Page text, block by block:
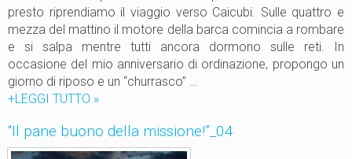
d
e
l
a
m
s
s
presto riprendiamo il viaggio verso Caicubi. Sulle quattro e
mezza del mattino il motore della barca comincia a rombare
e si salpa mentre tutti ancora dormono sulle reti. In
occasione del mio anniversario di ordinazione, propongo un
giorno di riposo e un “churrasco” …
+LEGGI TUTTO
l
p
»
“Il pane buono della missione!”_04